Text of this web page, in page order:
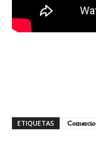
ETIQUETAS Comercio